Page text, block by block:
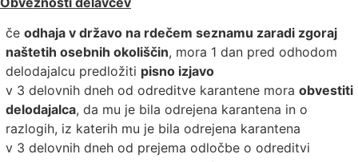
če odhaja v državo na rdečem seznamu zaradi zgoraj
naštetih osebnih okoliščin, mora 1 dan pred odhodom
delodajalcu predložiti pisno izjavo
v 3 delovnih dneh od odreditve karantene mora obvestiti
delodajalca, da mu je bila odrejena karantena in o
razlogih, iz katerih mu je bila odrejena karantena
v 3 delovnih dneh od prejema odločbe o odreditvi